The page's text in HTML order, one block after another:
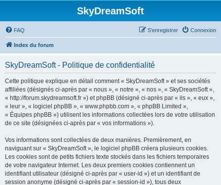
SkyDreamSoft
FAQ Connexion
S’enregistrer
Index du forum
SkyDreamSoft - Politique de confidentialité
Cette politique explique en détail comment « SkyDreamSoft » et ses sociétés
affiliées (désignés ci-après par « nous », « notre », « nos », « SkyDreamSoft »,
« http://forum.skydreamsoft.fr ») et phpBB (désigné ci-après par « ils », « eux »,
« leur », « logiciel phpBB », « www.phpbb.com », « phpBB Limited »,
« Équipes phpBB ») utilisent les informations collectées lors de votre utilisation
de ce site (désignées ci-après par « vos informations »).
Vos informations sont collectées de deux manières. Premièrement, en
naviguant sur « SkyDreamSoft », le logiciel phpBB créera plusieurs cookies.
Les cookies sont de petits fichiers texte stockés dans les fichiers temporaires
de votre navigateur Internet. Les deux premiers cookies contiennent un
identifiant utilisateur (désigné ci-après par « user-id ») et un identifiant de
session anonyme (désigné ci-après par « session-id »), tous deux